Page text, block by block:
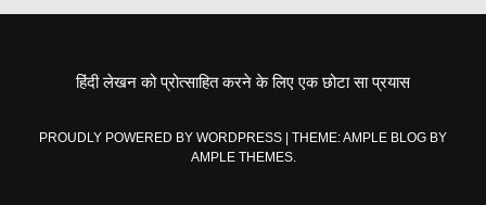
हिंदी लेखन को प्रोत्साहित करने के लिए एक छोटा सा प्रयास
PROUDLY POWERED BY WORDPRESS
THEME: AMPLE BLOG BY
AMPLE THEMES.